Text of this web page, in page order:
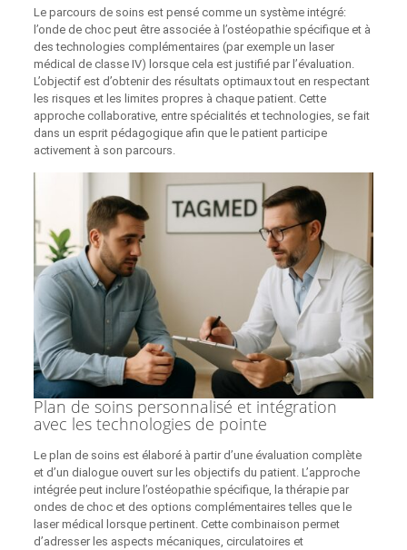
Le parcours de soins est pensé comme un système intégré:
l’onde de choc peut être associée à l’ostéopathie spécifique et à
des technologies complémentaires (par exemple un laser
médical de classe IV) lorsque cela est justifié par l’évaluation.
L’objectif est d’obtenir des résultats optimaux tout en respectant
les risques et les limites propres à chaque patient. Cette
approche collaborative, entre spécialités et technologies, se fait
dans un esprit pédagogique afin que le patient participe
activement à son parcours.
Plan de soins personnalisé et intégration
avec les technologies de pointe
Le plan de soins est élaboré à partir d’une évaluation complète
et d’un dialogue ouvert sur les objectifs du patient. L’approche
intégrée peut inclure l’ostéopathie spécifique, la thérapie par
ondes de choc et des options complémentaires telles que le
laser médical lorsque pertinent. Cette combinaison permet
d’adresser les aspects mécaniques, circulatoires et